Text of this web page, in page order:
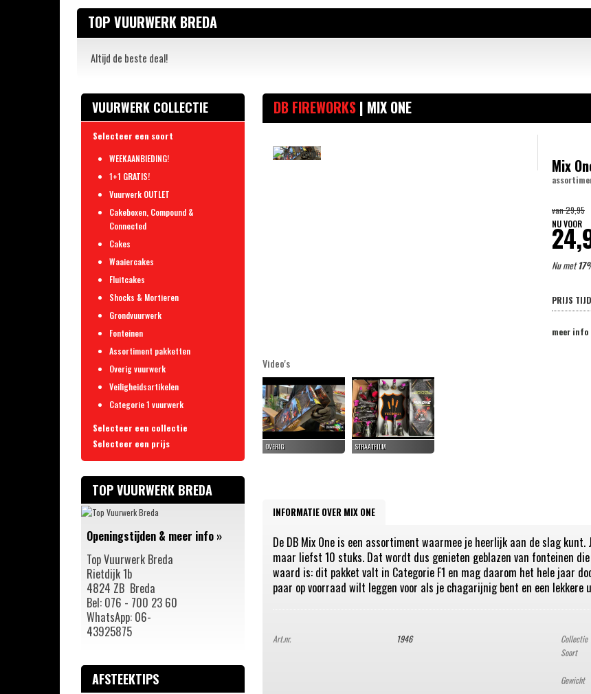
TOP VUURWERK BREDA
Altijd de beste deal!
VUURWERK COLLECTIE
Selecteer een soort
WEEKAANBIEDING!
1+1 GRATIS!
Vuurwerk OUTLET
Cakeboxen, Compound &
Connected
Cakes
Waaiercakes
Fluitcakes
Shocks & Mortieren
Grondvuurwerk
Fonteinen
Assortiment pakketten
Overig vuurwerk
Veiligheidsartikelen
Categorie 1 vuurwerk
Selecteer een collectie
Brutal Explosions
Rubro Event Series
VOLT! Fireworks
Barely Legal
Rubro Fireworks
Rubro Die Bombe Vuurwerk
Rubro Supersetknallers
Rubro Real Deal Selection
Vuurwerkmania
Rubro Blitz Fireworks
Rubro Hardcore Fireworx
Selecteer een prijs
10 – 25 euro
25 - 50 euro
50 - 100 euro
100 - 200 euro
200+ euro
TOP VUURWERK BREDA
Openingstijden & meer info »
Top Vuurwerk Breda
Rietdijk 1b
4824 ZB Breda
Bel: 076 - 700 23 60
WhatsApp: 06-
43925875
AFSTEEKTIPS
DB FIREWORKS | MIX ONE
Mix
van29,95
NU VOOR
Nu met
PRIJS
meer info
Video's
INFORMATIE OVER MIX ONE
De DB Mix One is een assortiment waarmee je heerlijk aan de slag
maar liefst 10 stuks. Dat wordt dus genieten geblazen van fonteinen
waard is: dit pakket valt in Categorie F1 en mag daarom het hele jaar
paar op voorraad wilt leggen voor als je chagarijnig bent en een lekkere
Art.nr. 1946 Collectie
Soort
Gewicht